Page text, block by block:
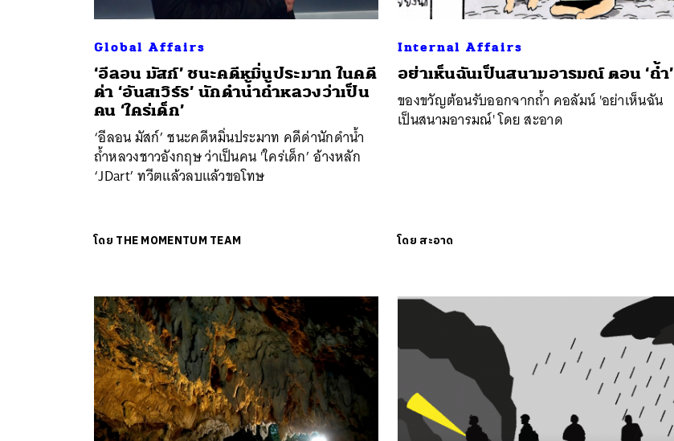
Global Affairs
‘อีลอน มัสก์’ ชนะคดีหมิ่นประมาท ในคดี
ด่า ‘อันสเวิร์ธ’ นักดำน้ำถ้ำหลวงว่าเป็น
คน ‘ใคร่เด็ก’
‘อีลอน มัสก์’ ชนะคดีหมิ่นประมาท คดีด่านักดำน้ำ
ถ้ำหลวงชาวอังกฤษ ว่าเป็นคน 'ใคร่เด็ก’ อ้างหลัก
‘JDart’ ทวีตแล้วลบแล้วขอโทษ
โดย THE MOMENTUM TEAM
Internal Affairs
อย่าเห็นฉันเป็นสนามอารมณ์ ตอน ‘ถ้ำ’
ของขวัญต้อนรับออกจากถ้ำ คอลัมน์ 'อย่าเห็นฉัน
เป็นสนามอารมณ์' โดย สะอาด
โดย สะอาด
ค้นหา
SHARE TWEET LINE EMAIL